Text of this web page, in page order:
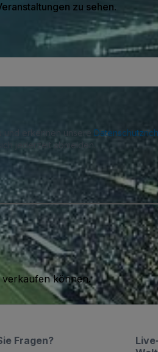
zu sehen.
und erkennen unsere
jederzeit abmelden.
verkaufen können.
Fragen?